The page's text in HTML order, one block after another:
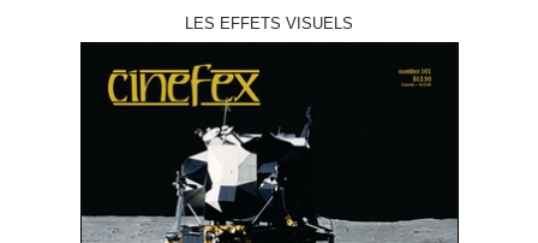
LES EFFETS VISUELS